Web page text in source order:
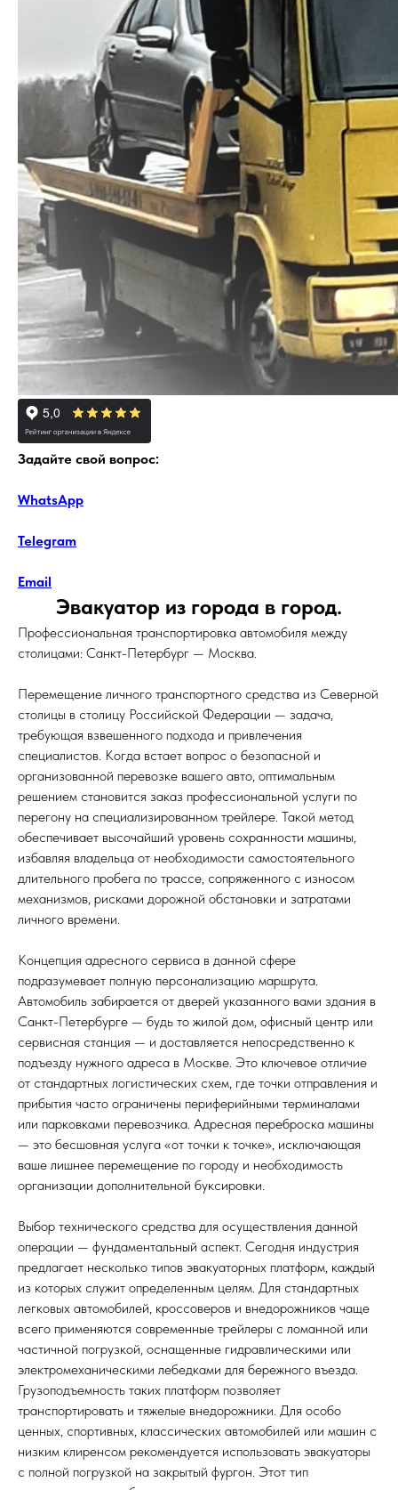
Задайте свой вопрос:
WhatsApp
Telegram
Email
Эвакуатор из города в город.
Профессиональная транспортировка автомобиля между
столицами: Санкт-Петербург — Москва.
Перемещение личного транспортного средства из Северной
столицы в столицу Российской Федерации — задача,
требующая взвешенного подхода и привлечения
специалистов. Когда встает вопрос о безопасной и
организованной перевозке вашего авто, оптимальным
решением становится заказ профессиональной услуги по
перегону на специализированном трейлере. Такой метод
обеспечивает высочайший уровень сохранности машины,
избавляя владельца от необходимости самостоятельного
длительного пробега по трассе, сопряженного с износом
механизмов, рисками дорожной обстановки и затратами
личного времени.
Концепция адресного сервиса в данной сфере
подразумевает полную персонализацию маршрута.
Автомобиль забирается от дверей указанного вами здания в
Санкт-Петербурге — будь то жилой дом, офисный центр или
сервисная станция — и доставляется непосредственно к
подъезду нужного адреса в Москве. Это ключевое отличие
от стандартных логистических схем, где точки отправления и
прибытия часто ограничены периферийными терминалами
или парковками перевозчика. Адресная переброска машины
— это бесшовная услуга «от точки к точке», исключающая
ваше лишнее перемещение по городу и необходимость
организации дополнительной буксировки.
Выбор технического средства для осуществления данной
операции — фундаментальный аспект. Сегодня индустрия
предлагает несколько типов эвакуаторных платформ, каждый
из которых служит определенным целям. Для стандартных
легковых автомобилей, кроссоверов и внедорожников чаще
всего применяются современные трейлеры с ломанной или
частичной погрузкой, оснащенные гидравлическими или
электромеханическими лебедками для бережного въезда.
Грузоподъемность таких платформ позволяет
транспортировать и тяжелые внедорожники. Для особо
ценных, спортивных, классических автомобилей или машин с
низким клиренсом рекомендуется использовать эвакуаторы
с полной погрузкой на закрытый фургон. Этот тип